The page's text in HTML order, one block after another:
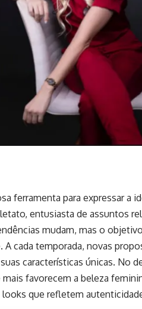
ferramenta para expressar a
entusiasta de assuntos
mudam, mas o
A cada temporada, novas
características únicas. No
favorecem a beleza
looks que refletem